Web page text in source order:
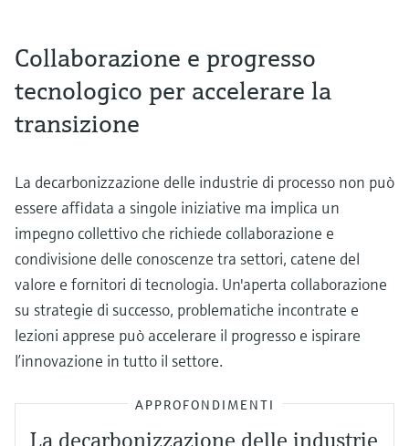
Collaborazione e progresso
tecnologico per accelerare la
transizione
La decarbonizzazione delle industrie di processo non può
essere affidata a singole iniziative ma implica un
impegno collettivo che richiede collaborazione e
condivisione delle conoscenze tra settori, catene del
valore e fornitori di tecnologia. Un'aperta collaborazione
su strategie di successo, problematiche incontrate e
lezioni apprese può accelerare il progresso e ispirare
l’innovazione in tutto il settore.
APPROFONDIMENTI